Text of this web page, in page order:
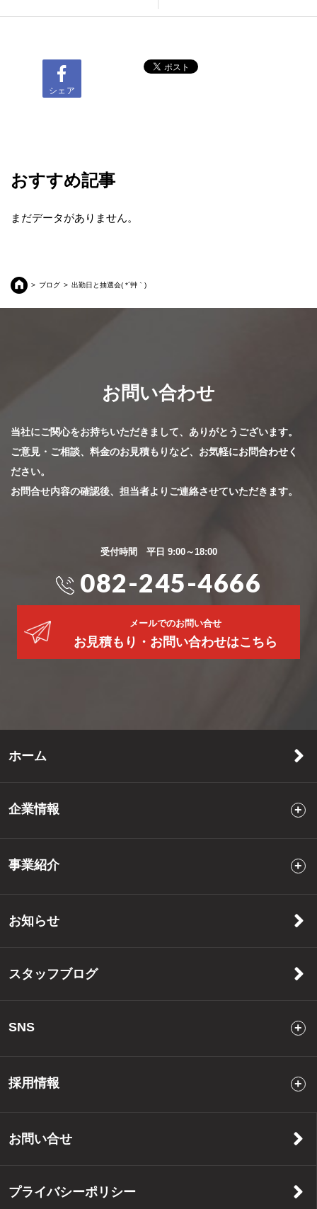
シェア
おすすめ記事
まだデータがありません。
ブログ 出勤日と抽選会( *´艸｀)
お問い合わせ
当社にご関心をお持ちいただきまして、ありがとうございます。
ご意見・ご相談、料金のお見積もりなど、お気軽にお問合わせく
ださい。
お問合せ内容の確認後、担当者よりご連絡させていただきます。
受付時間 平日 9:00～18:00
082-245-4666
メールでのお問い合せ
お見積もり・お問い合わせはこちら
ホーム
企業情報
事業紹介
お知らせ
スタッフブログ
SNS
採用情報
お問い合せ
プライバシーポリシー